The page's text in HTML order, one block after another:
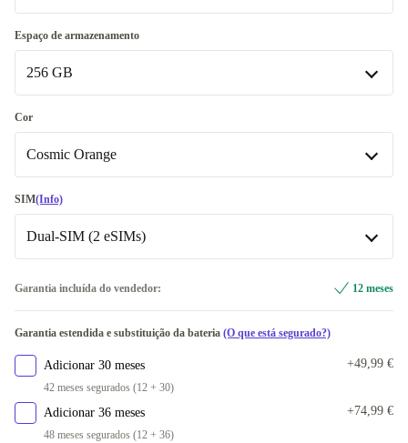
Excelente
Premium +48,99 €
Novo
Disponível noutras configurações
Ótimo
Espaço de armazenamento
256 GB
256 GB
Disponível noutras configurações
512 GB
Cor
Cosmic Orange
Cosmic Orange
prata +50 €
SIM(Info)
Dual-SIM (2 eSIMs)
Garantia incluída do vendedor: 12 meses
Garantia estendida e substituição da bateria (O que está segurado?)
Adicionar 30 meses
42 meses segurados (12 + 30)
+49,99 €
Adicionar 36 meses
48 meses segurados (12 + 36)
+74,99 €